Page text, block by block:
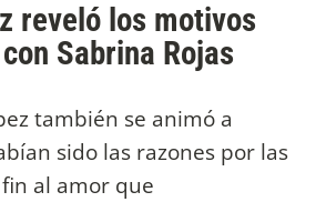
reveló los motivos
Sabrina Rojas
también se animó a
sido las razones por las
al amor que